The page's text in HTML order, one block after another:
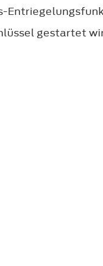
gestartet